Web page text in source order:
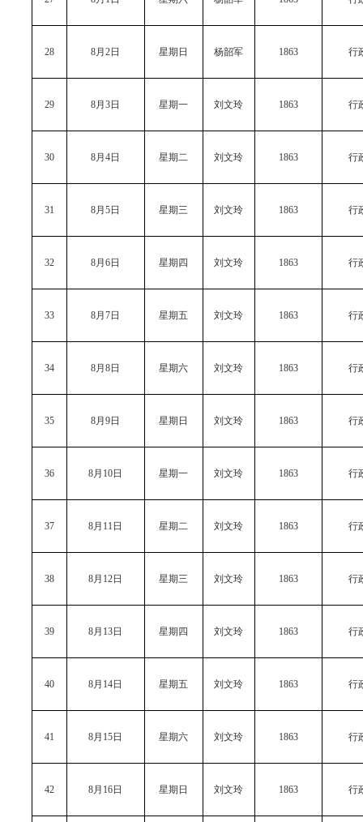
28 8月2日 星期日 杨韶军 1863 行
29 8月3日 星期一 刘文玲 1863 行
30 8月4日 星期二 刘文玲 1863 行
31 8月5日 星期三 刘文玲 1863 行
32 8月6日 星期四 刘文玲 1863 行
33 8月7日 星期五 刘文玲 1863 行
34 8月8日 星期六 刘文玲 1863 行
35 8月9日 星期日 刘文玲 1863 行
36 8月10日 星期一 刘文玲 1863 行
37 8月11日 星期二 刘文玲 1863 行
38 8月12日 星期三 刘文玲 1863 行
39 8月13日 星期四 刘文玲 1863 行
40 8月14日 星期五 刘文玲 1863 行
41 8月15日 星期六 刘文玲 1863 行
42 8月16日 星期日 刘文玲 1863 行